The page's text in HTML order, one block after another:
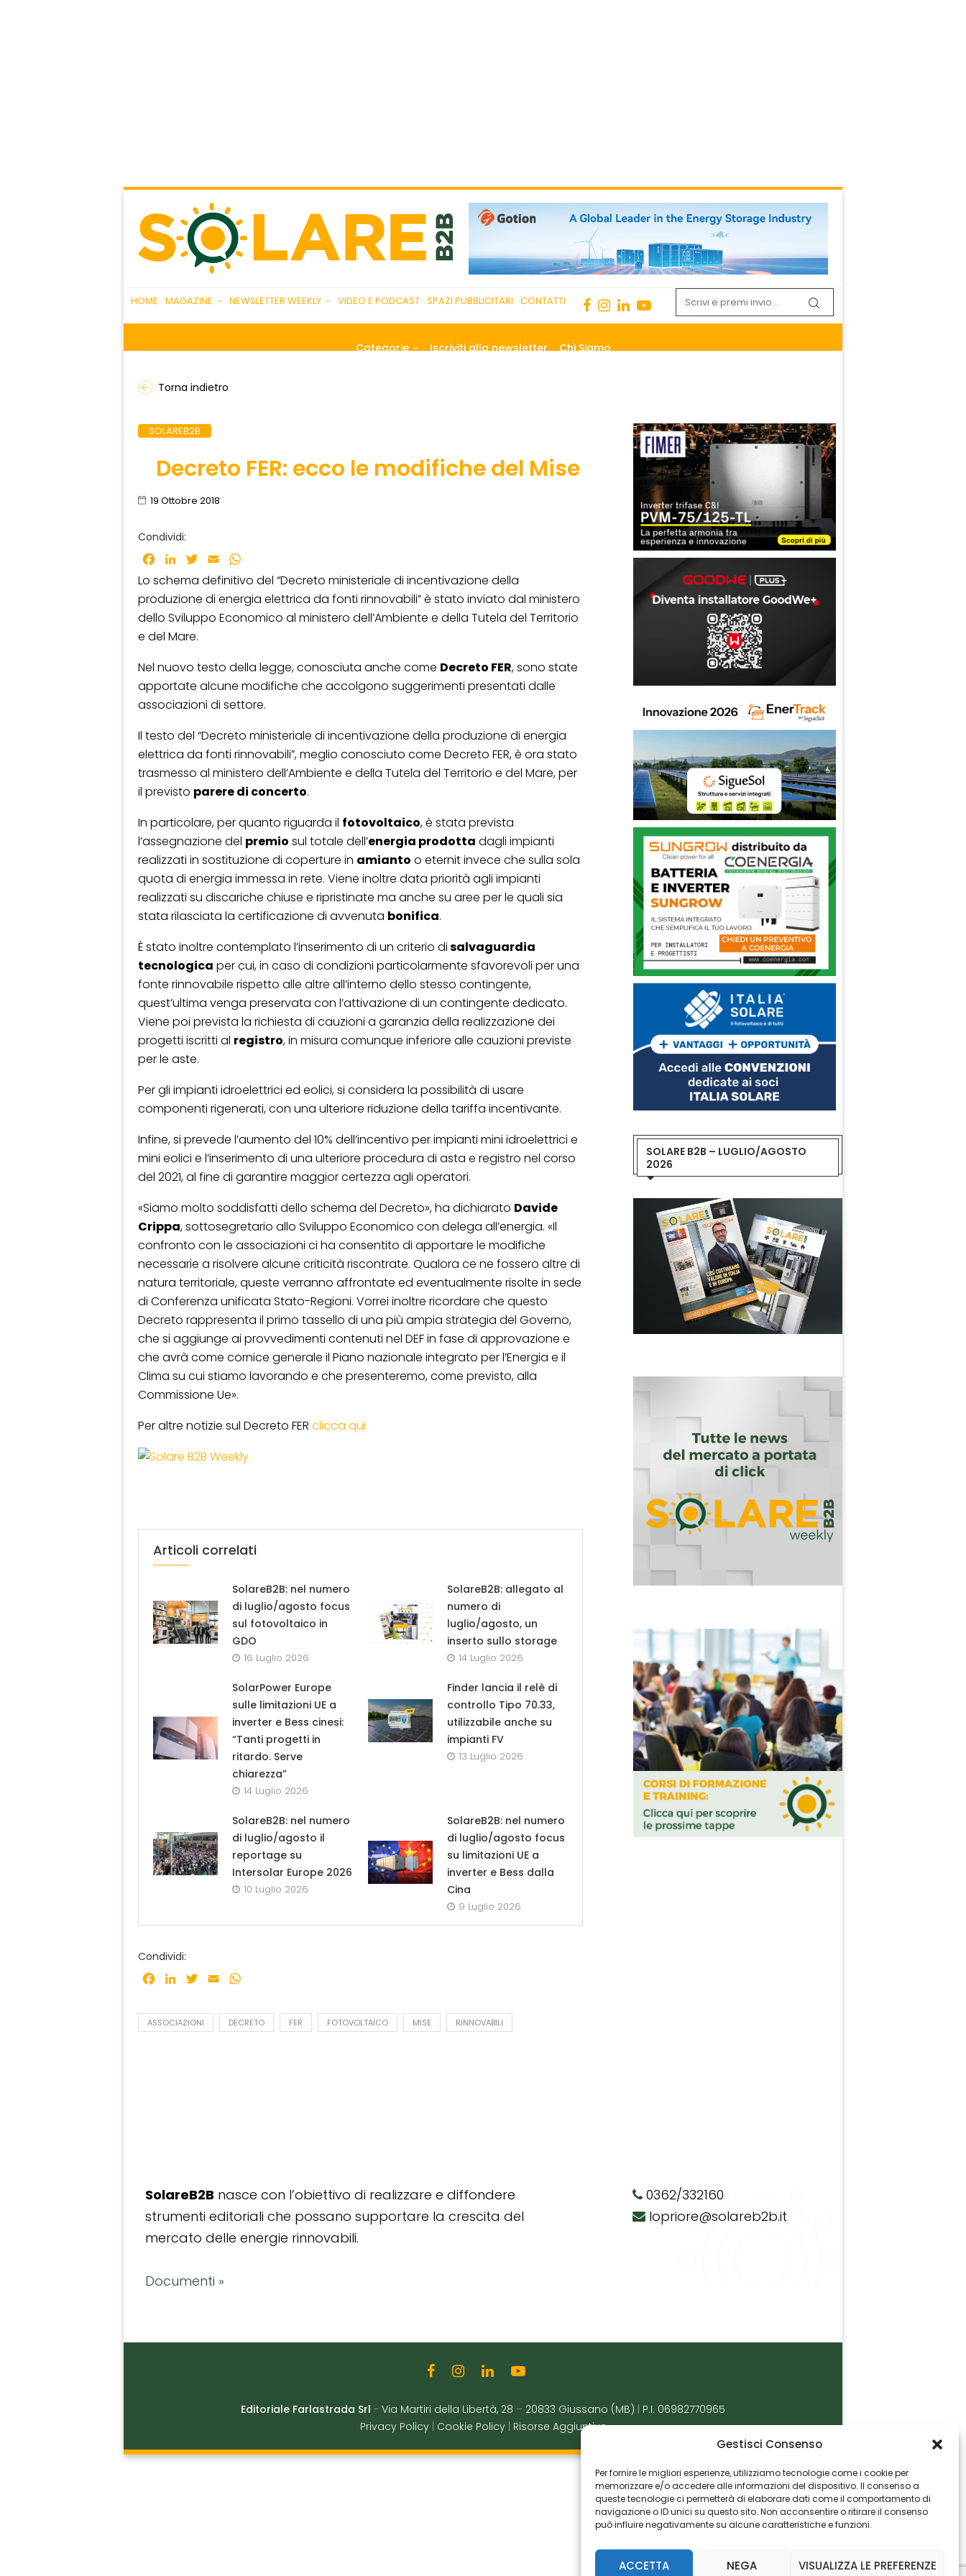
Gestisci Consenso
Per fornire le migliori esperienze, utilizziamo tecnologie come i cookie per
memorizzare e/o accedere alle informazioni del dispositivo. Il consenso a
queste tecnologie ci permetterà di elaborare dati come il comportamento di
navigazione o ID unici su questo sito. Non acconsentire o ritirare il consenso
può influire negativamente su alcune caratteristiche e funzioni.
ACCETTA NEGA VISUALIZZA LE PREFERENZE
HOME MAGAZINE NEWSLETTER WEEKLY VIDEO E PODCAST SPAZI PUBBLICITARI CONTATTI
Categorie Iscriviti alla newsletter Chi Siamo
Torna indietro
SOLAREB2B
Decreto FER: ecco le modifiche del Mise
19 Ottobre 2018
Condividi:
Facebook
LinkedInTwitter
Email
Lo schema definitivo del “Decreto ministeriale di incentivazione della
produzione di energia elettrica da fonti rinnovabili” è stato inviato dal ministero
dello Sviluppo Economico al ministero dell’Ambiente e della Tutela del Territorio
e del Mare.
Nel nuovo testo della legge, conosciuta anche come Decreto FER, sono state
apportate alcune modifiche che accolgono suggerimenti presentati dalle
associazioni di settore.
Il testo del “Decreto ministeriale di incentivazione della produzione di energia
elettrica da fonti rinnovabili”, meglio conosciuto come Decreto FER, è ora stato
trasmesso al ministero dell’Ambiente e della Tutela del Territorio e del Mare, per
il previsto parere di concerto.
In particolare, per quanto riguarda il fotovoltaico, è stata prevista
l’assegnazione del premio sul totale dell’energia prodotta dagli impianti
realizzati in sostituzione di coperture in amianto o eternit invece che sulla sola
quota di energia immessa in rete. Viene inoltre data priorità agli impianti
realizzati su discariche chiuse e ripristinate ma anche su aree per le quali sia
stata rilasciata la certificazione di avvenuta bonifica.
È stato inoltre contemplato l’inserimento di un criterio disalvaguardia
tecnologica per cui, in caso di condizioni particolarmente sfavorevoli per una
fonte rinnovabile rispetto alle altre all’interno dello stesso contingente,
quest’ultima venga preservata con l’attivazione di un contingente dedicato.
Viene poi prevista la richiesta di cauzioni a garanzia della realizzazione dei
progetti iscritti al registro, in misura comunque inferiore alle cauzioni previste
per le aste.
Per gli impianti idroelettrici ed eolici, si considera la possibilità di usare
componenti rigenerati, con una ulteriore riduzione della tariffa incentivante.
Infine, si prevede l’aumento del 10% dell’incentivo per impianti mini idroelettrici e
mini eolici e l’inserimento di una ulteriore procedura di asta e registro nel corso
del 2021, al fine di garantire maggior certezza agli operatori.
«Siamo molto soddisfatti dello schema del Decreto», ha dichiarato Davide
Crippa, sottosegretario allo Sviluppo Economico con delega all’energia. «Il
confronto con le associazioni ci ha consentito di apportare le modifiche
necessarie a risolvere alcune criticità riscontrate. Qualora ce ne fossero altre di
natura territoriale, queste verranno affrontate ed eventualmente risolte in sede
di Conferenza unificata Stato-Regioni. Vorrei inoltre ricordare che questo
Decreto rappresenta il primo tassello di una più ampia strategia del Governo,
che si aggiunge ai provvedimenti contenuti nel DEF in fase di approvazione e
che avrà come cornice generale il Piano nazionale integrato per l’Energia e il
Clima su cui stiamo lavorando e che presenteremo, come previsto, alla
Commissione Ue».
Per altre notizie sul Decreto FER clicca qui
Articoli correlati
SolareB2B: nel numero
di luglio/agosto focus
sul fotovoltaico in
GDO
16 Luglio 2026
SolareB2B: allegato al
numero di
luglio/agosto, un
inserto sullo storage
14 Luglio 2026
SolarPower Europe
sulle limitazioni UE a
inverter e Bess cinesi:
“Tanti progetti in
ritardo. Serve
chiarezza”
14 Luglio 2026
Finder lancia il relè di
controllo Tipo 70.33,
utilizzabile anche su
impianti FV
13 Luglio 2026
SolareB2B: nel numero
di luglio/agosto il
reportage su
Intersolar Europe 2026
10 Luglio 2026
SolareB2B: nel numero
di luglio/agosto focus
su limitazioni UE a
inverter e Bess dalla
Cina
9 Luglio 2026
Condividi:
Facebook
LinkedInTwitter
Email
ASSOCIAZIONI DECRETO FER FOTOVOLTAICO MISE RINNOVABILI
SOLARE B2B – LUGLIO/AGOSTO
2026
SolareB2B nasce con l’obiettivo di realizzare e diffondere
strumenti editoriali che possano supportare la crescita del
mercato delle energie rinnovabili.
Documenti »
0362/332160
lopriore@solareb2b.it
Editoriale Farlastrada Srl - Via Martiri della Libertà, 28 – 20833 Giussano (MB)
P.I. 06982770965
Privacy Policy
Cookie Policy Risorse Aggiuntive